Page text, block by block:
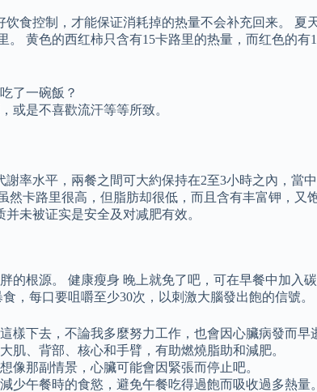
食控制，才能保证消耗掉的热量不会补充回来。
黄色的西红柿只含有15卡路里的热量，而红色的有
了一碗飯？
或是不喜歡流汗等等所致。
率水平，兩餐之間可大約保持在2至3小時之內，當
卡路里很高，但脂肪却很低，而且含有丰富钾，
未被证实是安全及对减肥有效。
的根源。 健康瘦身 晚上就免了吧，可在早餐中加
，每口要咀嚼至少30次，以刺激大腦發出飽的信號。
樣下去，不論我多麼努力工作，也會因心臟病發而
肌、背部、核心和手臂，有助燃燒脂助和減肥。
像那副情景，心臟可能會因緊張而停止吧。
少午餐時的食慾，避免午餐吃得過飽而吸收過多熱量。